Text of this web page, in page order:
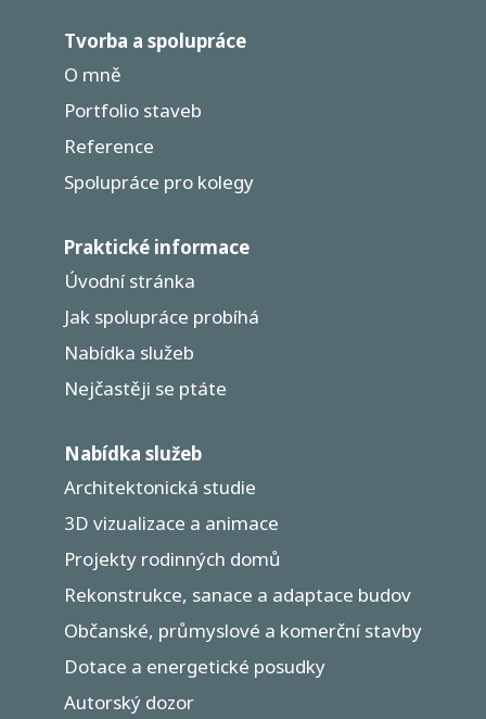
Tvorba a spolupráce
O mně
Portfolio staveb
Reference
Spolupráce pro kolegy
Praktické informace
Úvodní stránka
Jak spolupráce probíhá
Nabídka služeb
Nejčastěji se ptáte
Nabídka služeb
Architektonická studie
3D vizualizace a animace
Projekty rodinných domů
Rekonstrukce, sanace a adaptace budov
Občanské, průmyslové a komerční stavby
Dotace a energetické posudky
Autorský dozor